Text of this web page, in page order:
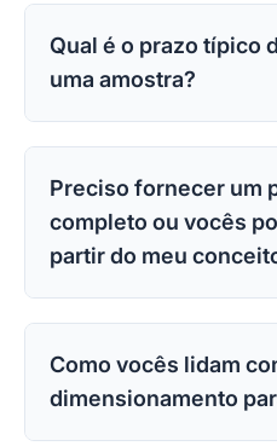
Qual é o prazo típico
uma amostra?
Preciso fornecer um
completo ou vocês
partir do meu
Como vocês lidam
dimensionamento